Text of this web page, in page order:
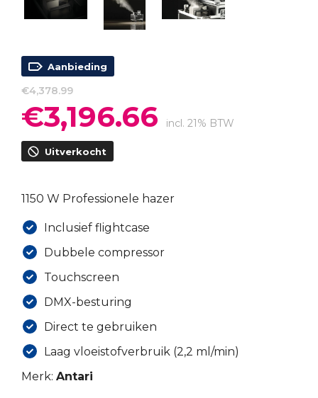
Aanbieding
€4,378.99
Oorspronkelijke
prijs
was:
€4,378.99.
€3,196.66 prijs
incl. 21% BTW
Uitverkocht
1150 W Professionele hazer
Inclusief flightcase
Dubbele compressor
Touchscreen
DMX-besturing
Direct te gebruiken
Laag vloeistofverbruik (2,2 ml/min)
Merk: Antari